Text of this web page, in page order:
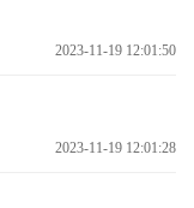
2023-11-19 12:01:50
2023-11-19 12:01:28